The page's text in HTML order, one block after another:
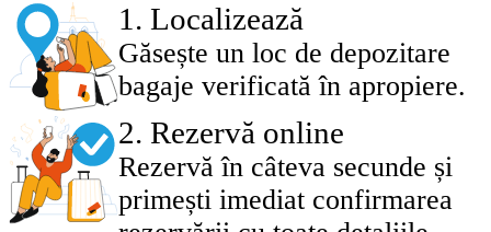
1 . Localizează
Găsește un loc de depozitare
bagaje verificată în apropiere.
2. Rezervă online
Rezervă în câteva secunde și
primești imediat confirmarea